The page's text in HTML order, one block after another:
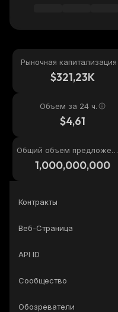
Рыночная капитализация
$321,23K
Объем за 24 ч.
$4,61
Общий объем предложени
1,000,000,000
Контракты
Веб-Страница
API ID
Сообщество
Обозреватели